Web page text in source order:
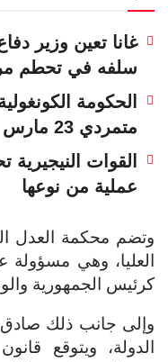
غانا تعين وزير
سلفه في تحطم
متمردي 23 مارس
عملية من نوعها
وتضم محكمة العدل
العليا، وهي
كرئيس الجمهورية
وإلى جانب ذلك صادق